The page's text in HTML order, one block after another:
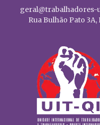
geral@trabalhadores-
Rua Bulhão Pato 3A,